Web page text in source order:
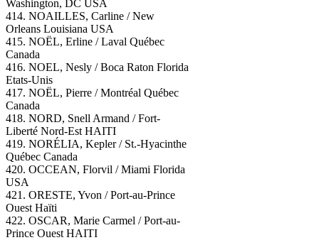
Washington, DC USA
414. NOAILLES, Carline / New
Orleans Louisiana USA
415. NOËL, Erline / Laval Québec
Canada
416. NOEL, Nesly / Boca Raton Florida
Etats-Unis
417. NOËL, Pierre / Montréal Québec
Canada
418. NORD, Snell Armand / Fort-
Liberté Nord-Est HAITI
419. NORÉLIA, Kepler / St.-Hyacinthe
Québec Canada
420. OCCEAN, Florvil / Miami Florida
USA
421. ORESTE, Yvon / Port-au-Prince
Ouest Haïti
422. OSCAR, Marie Carmel / Port-au-
Prince Ouest HAITI